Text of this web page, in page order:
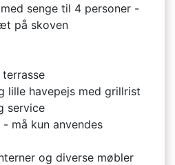
senge til 4 personer -
på skoven
lille havepejs med grillrist
service
må kun anvendes
og diverse møbler